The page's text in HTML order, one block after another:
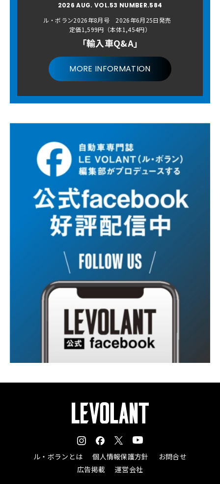
2026 AUG. VOL.53 NUMBER.584
ル・ボラン2026年8月号 2026年6月25日発売
定価1,599円（本体1,454円）
「輸入車Q&A」
MORE INFORMATION
ル・ボランとは 個人情報保護方針
お問合せ
広告掲載
運営会社